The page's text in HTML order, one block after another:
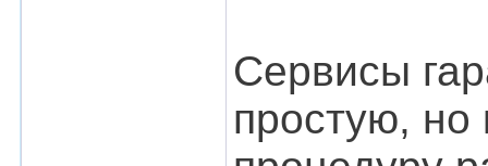
Сервисы
простую, но